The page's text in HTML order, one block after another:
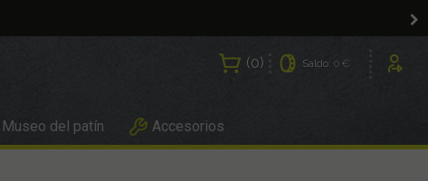
0 Saldo: 0 €
Museo del patín Accesorios